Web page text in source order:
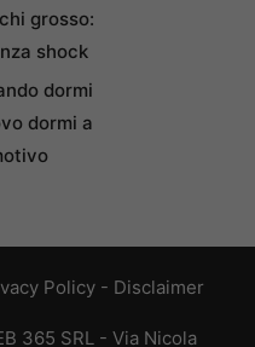
grosso:
shock
dormi
dormi a
Policy - Disclaimer
365 SRL - Via Nicola